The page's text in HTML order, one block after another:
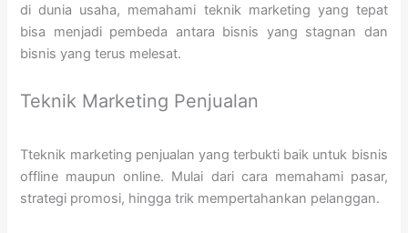
di dunia usaha, memahami teknik marketing yang tepat
bisa menjadi pembeda antara bisnis yang stagnan dan
bisnis yang terus melesat.
Teknik Marketing Penjualan
Tteknik marketing penjualan yang terbukti baik untuk bisnis
offline maupun online. Mulai dari cara memahami pasar,
strategi promosi, hingga trik mempertahankan pelanggan.